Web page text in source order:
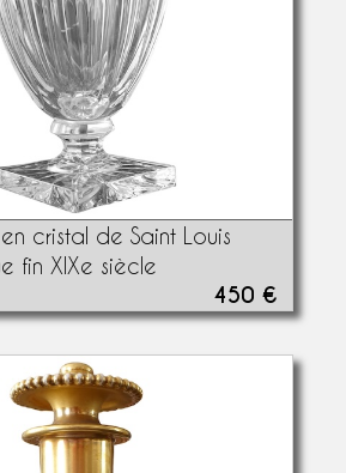
cristal de Saint Louis
fin XIXe siècle
450 €